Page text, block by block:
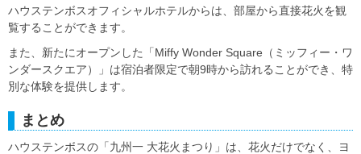
ハウステンボスオフィシャルホテルからは、部屋から直接花火を観
覧することができます。
また、新たにオープンした「Miffy Wonder Square（ミッフィー・ワ
ンダースクエア）」は宿泊者限定で朝9時から訪れることができ、特
別な体験を提供します。
まとめ
ハウステンボスの「九州一 大花火まつり」は、花火だけでなく、ヨ